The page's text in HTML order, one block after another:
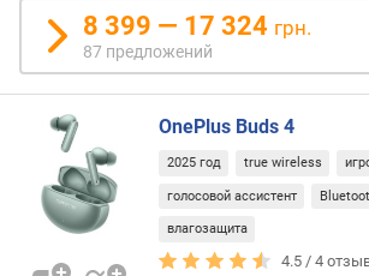
н
я
п
о
к
о
л
и
8 399 — 17 324 грн.
87 предложений
OnePlus Buds 4
2025 год true wireless
голосовой ассистент
влагозащита
4.5 /4